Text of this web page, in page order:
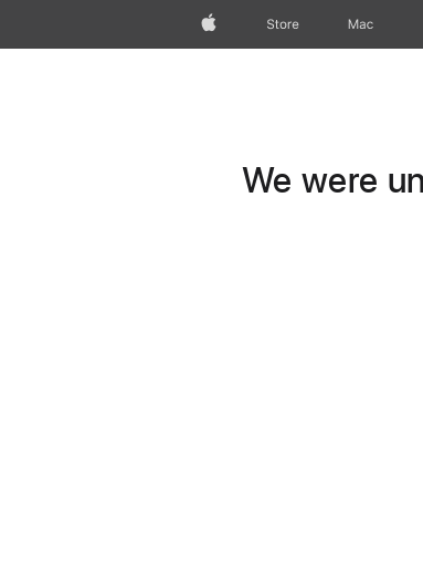
Apple Store Mac
We were